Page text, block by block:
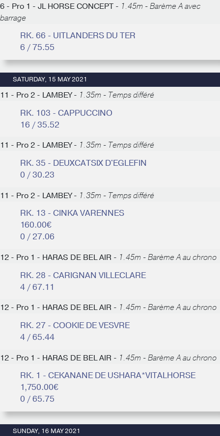
6 - Pro 1 - JL HORSE CONCEPT - 1.45m - Barème A avec
barrage
RK. 66 - UITLANDERS DU TER
6 / 75.55
SATURDAY, 15 MAY 2021
11 - Pro 2 - LAMBEY - 1.35m - Temps différé
RK. 103 - CAPPUCCINO
16 / 35.52
11 - Pro 2 - LAMBEY - 1.35m - Temps différé
RK. 35 - DEUXCATSIX D'EGLEFIN
0 / 30.23
11 - Pro 2 - LAMBEY - 1.35m - Temps différé
RK. 13 - CINKA VARENNES
160.00€
0 / 27.06
12 - Pro 1 - HARAS DE BEL AIR - 1.45m - Barème A au chrono
RK. 28 - CARIGNAN VILLECLARE
4 / 67.11
12 - Pro 1 - HARAS DE BEL AIR - 1.45m - Barème A au chrono
RK. 27 - COOKIE DE VESVRE
4 / 65.44
12 - Pro 1 - HARAS DE BEL AIR - 1.45m - Barème A au chrono
RK. 1 - CEKANANE DE USHARA*VITALHORSE
1,750.00€
0 / 65.75
SUNDAY, 16 MAY 2021